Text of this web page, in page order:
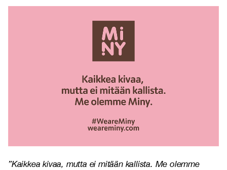
”Kaikkea kivaa, mutta ei mitään kallista. Me olemme